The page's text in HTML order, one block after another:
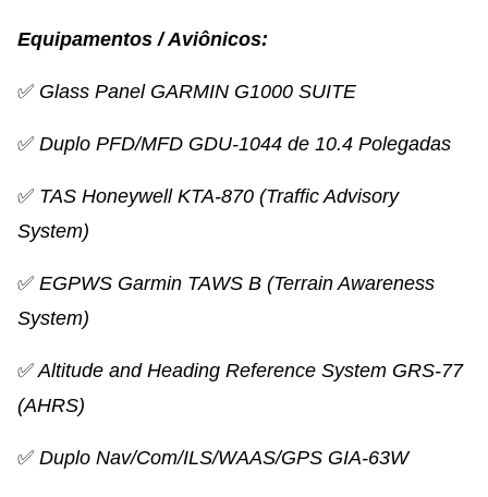
Equipamentos / Aviônicos:
✅ Glass Panel GARMIN G1000 SUITE
✅ Duplo PFD/MFD GDU-1044 de 10.4 Polegadas
✅ TAS Honeywell KTA-870 (Traffic Advisory
System)
✅ EGPWS Garmin TAWS B (Terrain Awareness
System)
✅ Altitude and Heading Reference System GRS-77
(AHRS)
✅ Duplo Nav/Com/ILS/WAAS/GPS GIA-63W